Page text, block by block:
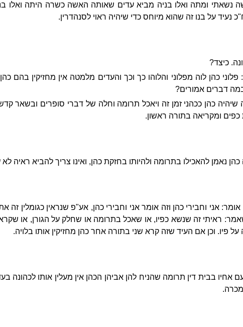
נשאתי ומתה ואלו בניה מביא עדים שאותה האשה כשרה היתה ואלו
נעיד על בנו זה שהוא מיוחס כדי שיהיה ראוי לסנהדרין.
כיצד?
כהן לוה מפלוני והלוהו כך וכך והעדים מלמטה אין מחזיקין בהם
דברים אמורים?
שיהיה כהן ככהני זמן זה ויאכל תרומה וחלה של דברי סופרים ובשאר
ומקריאה בתורה ראשון.
כהן נאמן להאכילו בתרומה ולהיותו בחזקת כהן, ואינו צריך להביא ראיה
אני וחבירי כהן וזה אומר אני וחבירי כהן, אע"פ שנראין כגומלין זה
ראיתי זה שנשא כפיו, או שאכל בתרומה או שחלק על הגורן, או
על פיו. וכן אם העיד שזה קרא שני בתורה אחר כהן מחזיקין אותו בלויה.
בבית דין תרומה שהניח להן אביהן הכהן אין מעלין אותו לכהונה